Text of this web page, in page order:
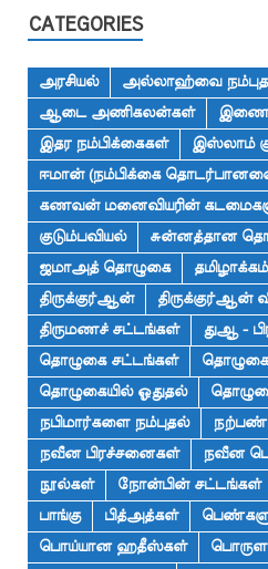
CATEGORIES
அரசியல்
அல்லாஹ்வை
ஆடை அணிகலன்கள்
இணை
இதர நம்பிக்கைகள்
இஸ்லாம்
ஈமான் (நம்பிக்கை
கணவன் மனைவியரின்
குடும்பவியல்
சுன்னத்தான
ஜமாஅத் தொழுகை
தமிழாக்கம்
திருக்குர்ஆன்
திருக்குர்ஆன்
திருமணச் சட்டங்கள்
துஆ -
தொழுகை சட்டங்கள்
தொழுகையில் ஓதுதல்
நபிமார்களை நம்புதல்
நவீன பிரச்சனைகள்
நவீன
நூல்கள்
நோன்பின் சட்டங்கள்
பாங்கு
பித்அத்கள்
பொய்யான ஹதீஸ்கள்